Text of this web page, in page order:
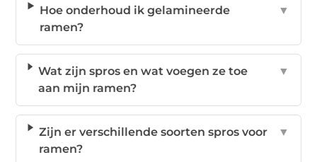
Hoe onderhoud ik gelamineerde
ramen?
▼
Wat zijn spros en wat voegen ze toe
aan mijn ramen?
▼
Zijn er verschillende soorten spros voor
ramen?
▼